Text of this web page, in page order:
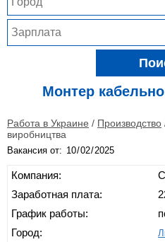
Монтер
Работа в Украине / Производство
виробництва
Вакансия от:
Компания:
Заработная плата:
График работы:
Город: